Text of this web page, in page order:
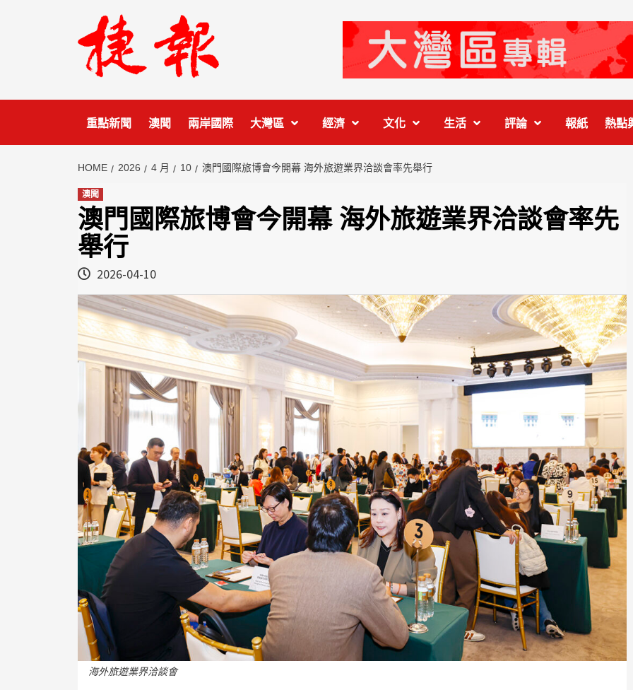
重點新聞 澳聞 兩岸國際 大灣區 經濟 文化 生活 評論 報紙 熱點
HOME 2026 4 月 10 澳門國際旅博會今開幕 海外旅遊業界洽談會率先舉行
澳聞
澳門國際旅博會今開幕 海外旅遊業界洽談會率先
舉行
2026-04-10
海外旅遊業界洽談會